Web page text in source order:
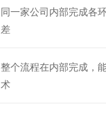
同一家公司内部完成各
差
整个流程在内部完成，
术